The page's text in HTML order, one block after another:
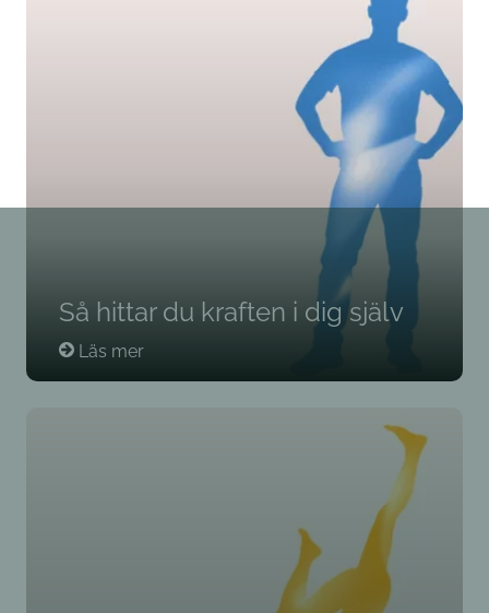
Så hittar du kraften i dig själv
Läs mer